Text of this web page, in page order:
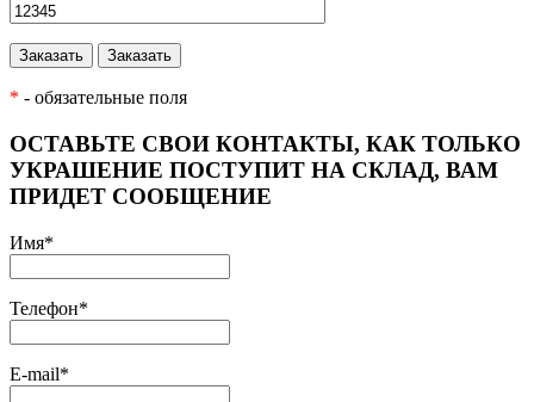
* - обязательные поля
ОСТАВЬТЕ СВОИ КОНТАКТЫ, КАК ТОЛЬКО
УКРАШЕНИЕ ПОСТУПИТ НА СКЛАД, ВАМ
ПРИДЕТ СООБЩЕНИЕ
Имя*
Телефон*
E-mail*